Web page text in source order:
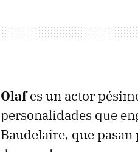
Olafes un actor
personalidades que
Baudelaire, que